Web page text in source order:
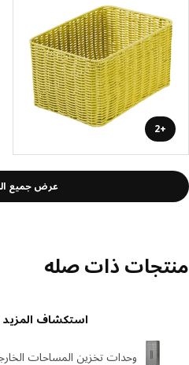
+2
عرض جميع
ذات صله
استكشاف المزيد
وحدات تخزين المساحات الخارجية